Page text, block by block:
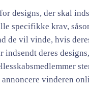
designs, der skal
specifikke krav,
de vil vinde, hvis
indsendt deres
vinderen